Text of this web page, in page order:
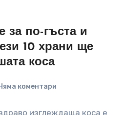
за по-гъста и
10 храни ще
коса
Няма коментари
изглеждаща коса е